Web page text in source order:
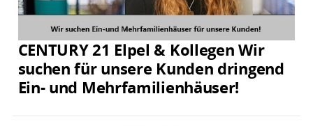
CENTURY 21 Elpel & Kollegen Wir
suchen für unsere Kunden dringend
Ein- und Mehrfamilienhäuser!